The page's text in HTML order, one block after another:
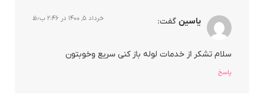
یاسین گفت: خرداد ۵, ۱۴۰۰ در ۲:۴۶ ب٫ظ
سلام تشکر از خدمات لوله باز کنی سریع وخوبتون
پاسخ